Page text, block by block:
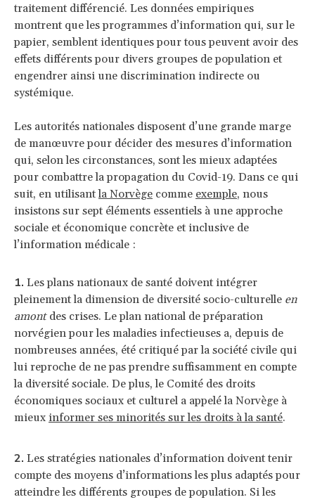
traitement différencié. Les données empiriques
montrent que les programmes d’information qui, sur le
papier, semblent identiques pour tous peuvent avoir des
effets différents pour divers groupes de population et
engendrer ainsi une discrimination indirecte ou
systémique.
Les autorités nationales disposent d’une grande marge
de manœuvre pour décider des mesures d’information
qui, selon les circonstances, sont les mieux adaptées
pour combattre la propagation du Covid-19. Dans ce qui
suit, en utilisantla Norvège comme exemple, nous
insistons sur sept éléments essentiels à une approche
sociale et économique concrète et inclusive de
l’information médicale :
Les plans nationaux de santé doivent intégrer
pleinement la dimension de diversité socio-culturelle en
amont des crises. Le plan national de préparation
norvégien pour les maladies infectieuses a, depuis de
nombreuses années, été critiqué par la société civile qui
lui reproche de ne pas prendre suffisamment en compte
la diversité sociale. De plus, le Comité des droits
économiques sociaux et culturel a appelé la Norvège à
mieux informer ses minorités sur les droits à la santé.
Les stratégies nationales d’information doivent tenir
compte des moyens d’informations les plus adaptés pour
atteindre les différents groupes de population. Si les